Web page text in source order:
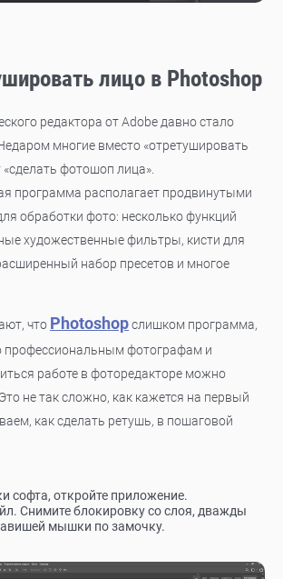
лицо в Photoshop
редактора от Adobe давно стало
многие вместо «отретушировать
«сделать фотошоп лица».
программа располагает продвинутыми
обработки фото: несколько функций
художественные фильтры, кисти для
набор пресетов и многое
что Photoshopслишком программа,
профессиональным фотографам и
работе в фоторедакторе можно
не так сложно, как кажется на первый
как сделать ретушь, в пошаговой
софта, откройте приложение.
Снимите блокировку со слоя, дважды
мышки по замочку.